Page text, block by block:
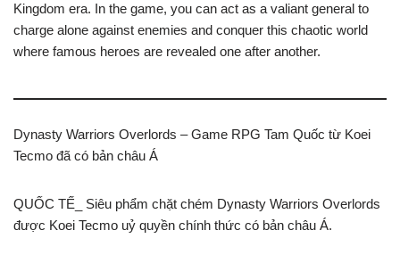
Kingdom era. In the game, you can act as a valiant general to
charge alone against enemies and conquer this chaotic world
where famous heroes are revealed one after another.
Dynasty Warriors Overlords – Game RPG Tam Quốc từ Koei
Tecmo đã có bản châu Á
QUỐC TẾ_ Siêu phẩm chặt chém Dynasty Warriors Overlords
được Koei Tecmo uỷ quyền chính thức có bản châu Á.